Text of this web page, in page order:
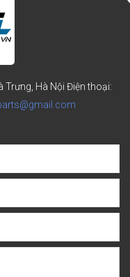
Trưng, Hà Nội Điện thoại: